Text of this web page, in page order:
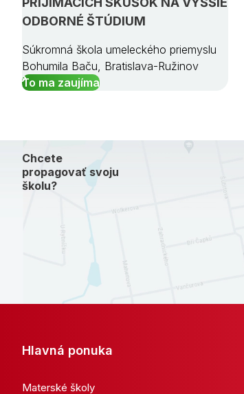
ODBORNÉ ŠTÚDIUM
Súkromná škola umeleckého priemyslu
Bohumila Baču, Bratislava-Ružinov
To ma zaujíma
Chcete
propagovať svoju
školu?
Hlavná ponuka
Materské školy